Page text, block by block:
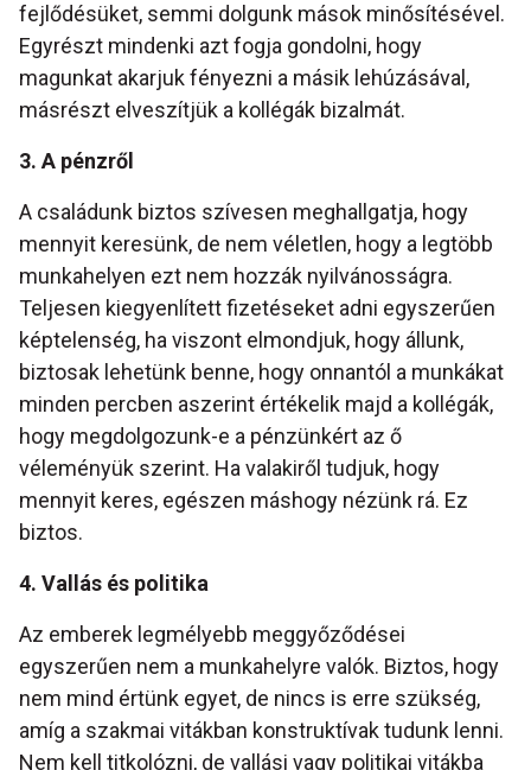
fejlődésüket, semmi dolgunk mások minősítésével.
Egyrészt mindenki azt fogja gondolni, hogy
magunkat akarjuk fényezni a másik lehúzásával,
másrészt elveszítjük a kollégák bizalmát.
3. A pénzről
A családunk biztos szívesen meghallgatja, hogy
mennyit keresünk, de nem véletlen, hogy a legtöbb
munkahelyen ezt nem hozzák nyilvánosságra.
Teljesen kiegyenlített fizetéseket adni egyszerűen
képtelenség, ha viszont elmondjuk, hogy állunk,
biztosak lehetünk benne, hogy onnantól a munkákat
minden percben aszerint értékelik majd a kollégák,
hogy megdolgozunk-e a pénzünkért az ő
véleményük szerint. Ha valakiről tudjuk, hogy
mennyit keres, egészen máshogy nézünk rá. Ez
biztos.
4. Vallás és politika
Az emberek legmélyebb meggyőződései
egyszerűen nem a munkahelyre valók. Biztos, hogy
nem mind értünk egyet, de nincs is erre szükség,
amíg a szakmai vitákban konstruktívak tudunk lenni.
Nem kell titkolózni, de vallási vagy politikai vitákba